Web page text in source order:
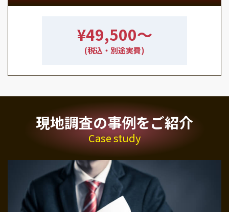
¥49,500〜
(税込・別途実費)
現地調査の事例をご紹介
Case study